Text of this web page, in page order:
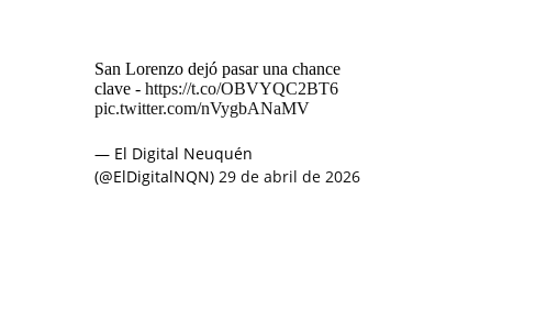
San Lorenzo dejó pasar una chance
clave - https://t.co/OBVYQC2BT6
pic.twitter.com/nVygbANaMV
— El Digital Neuquén
(@ElDigitalNQN) 29 de abril de 2026